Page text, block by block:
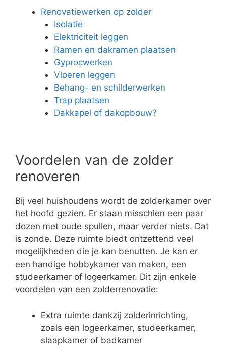
Renovatiewerken op zolder
Isolatie
Elektriciteit leggen
Ramen en dakramen plaatsen
Gyprocwerken
Vloeren leggen
Behang- en schilderwerken
Trap plaatsen
Dakkapel of dakopbouw?
Voordelen van de zolder
renoveren
Bij veel huishoudens wordt de zolderkamer over
het hoofd gezien. Er staan misschien een paar
dozen met oude spullen, maar verder niets. Dat
is zonde. Deze ruimte biedt ontzettend veel
mogelijkheden die je kan benutten. Je kan er
een handige hobbykamer van maken, een
studeerkamer of logeerkamer. Dit zijn enkele
voordelen van een zolderrenovatie:
Extra ruimte dankzij zolderinrichting,
zoals een logeerkamer, studeerkamer,
slaapkamer of badkamer